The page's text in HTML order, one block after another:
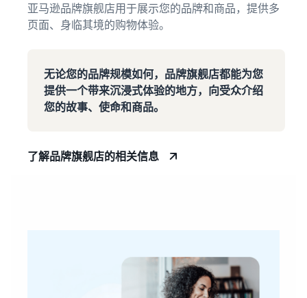
亚马逊品牌旗舰店用于展示您的品牌和商品，提供多
页面、身临其境的购物体验。
无论您的品牌规模如何，品牌旗舰店都能为您
提供一个带来沉浸式体验的地方，向受众介绍
您的故事、使命和商品。
了解品牌旗舰店的相关信息